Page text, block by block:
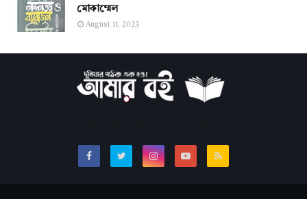
মোকাম্মেল
August 11, 2023